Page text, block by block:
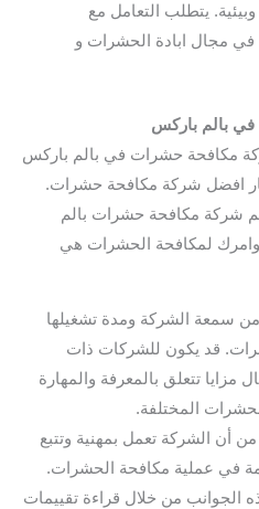
يتطلب التعامل مع
في مجال ابادة الحشرات و
بالم باركس
مكافحة حشرات في بالم باركس
افضل شركة مكافحة حشرات.
شركة مكافحة حشرات بالم
لمكافحة الحشرات هي
سمعة الشركة ومدة تشغيلها
قد يكون للشركات ذات
مزايا تتعلق بالمعرفة والمهارة
المختلفة.
من أن الشركة تعمل بمهنية وتتبع
في عملية مكافحة الحشرات.
الجوانب من خلال قراءة تقييمات